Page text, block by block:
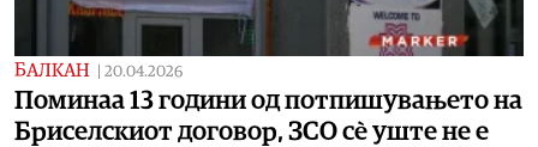
БАЛКАН 20.04.2026
Поминаа 13 години од потпишувањето на
Бриселскиот договор, ЗСО сè уште не е